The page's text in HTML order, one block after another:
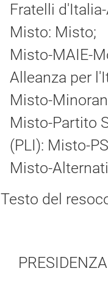
Fratelli
Misto: Misto;
Misto-MAIE-
Alleanza per
Misto-
Misto-Partito
(PLI): Misto-
Misto-
Testo del